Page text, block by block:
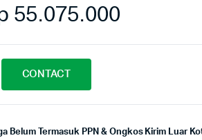
55.075.000
CONTACT
Belum Termasuk PPN & Ongkos Kirim Luar